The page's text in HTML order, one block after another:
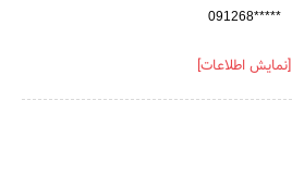
091268*****
[نمایش اطلاعات]